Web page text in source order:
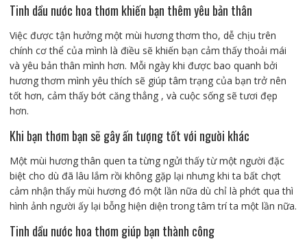
Tinh dầu nước hoa thơm khiến bạn thêm yêu bản thân
Việc được tận hưởng một mùi hương thơm tho, dễ chịu trên
chính cơ thể của mình là điều sẽ khiến bạn cảm thấy thoải mái
và yêu bản thân mình hơn. Mỗi ngày khi được bao quanh bởi
hương thơm mình yêu thích sẽ giúp tâm trạng của bạn trở nên
tốt hơn, cảm thấy bớt căng thẳng , và cuộc sống sẽ tươi đẹp
hơn.
Khi bạn thơm bạn sẽ gây ấn tượng tốt với người khác
Một mùi hương thân quen ta từng ngửi thấy từ một người đặc
biệt cho dù đã lâu lắm rồi không gặp lại nhưng khi ta bất chợt
cảm nhận thấy mùi hương đó một lần nữa dù chỉ là phớt qua thì
hình ảnh người ấy lại bỗng hiện diện trong tâm trí ta một lần nữa.
Tinh dầu nước hoa thơm giúp bạn thành công